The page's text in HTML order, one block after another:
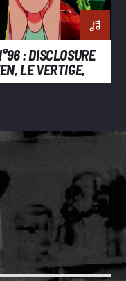
: DISCLOSURE
LE VERTIGE,
THE SHELL